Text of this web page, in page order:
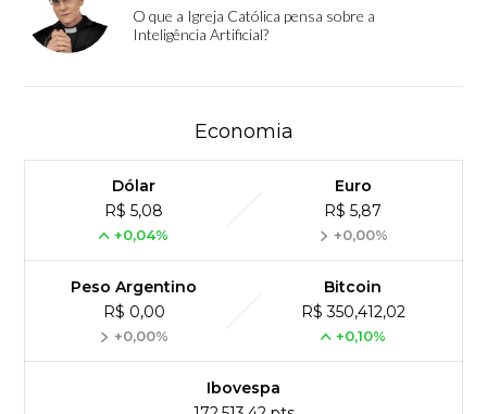
O que a Igreja Católica pensa sobre a
Inteligência Artificial?
Economia
Dólar
R$ 5,08
+0,04%
Euro
R$ 5,87
+0,00%
Peso Argentino
R$ 0,00
+0,00%
Bitcoin
R$ 350,412,02
+0,10%
Ibovespa